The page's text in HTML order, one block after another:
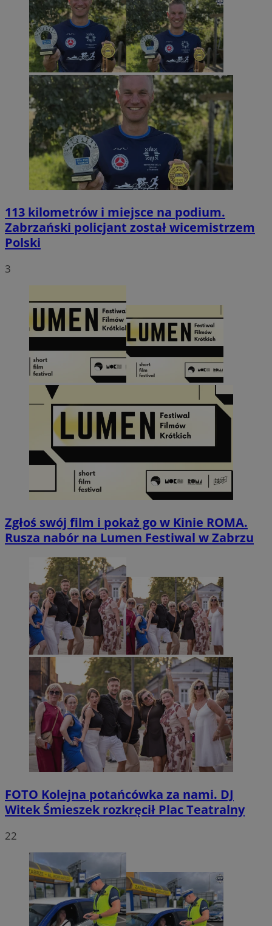
113 kilometrów i miejsce na podium.
Zabrzański policjant został wicemistrzem
Polski
3
Zgłoś swój film i pokaż go w Kinie ROMA.
Rusza nabór na Lumen Festiwal w Zabrzu
FOTO Kolejna potańcówka za nami. DJ
Witek Śmieszek rozkręcił Plac Teatralny
22